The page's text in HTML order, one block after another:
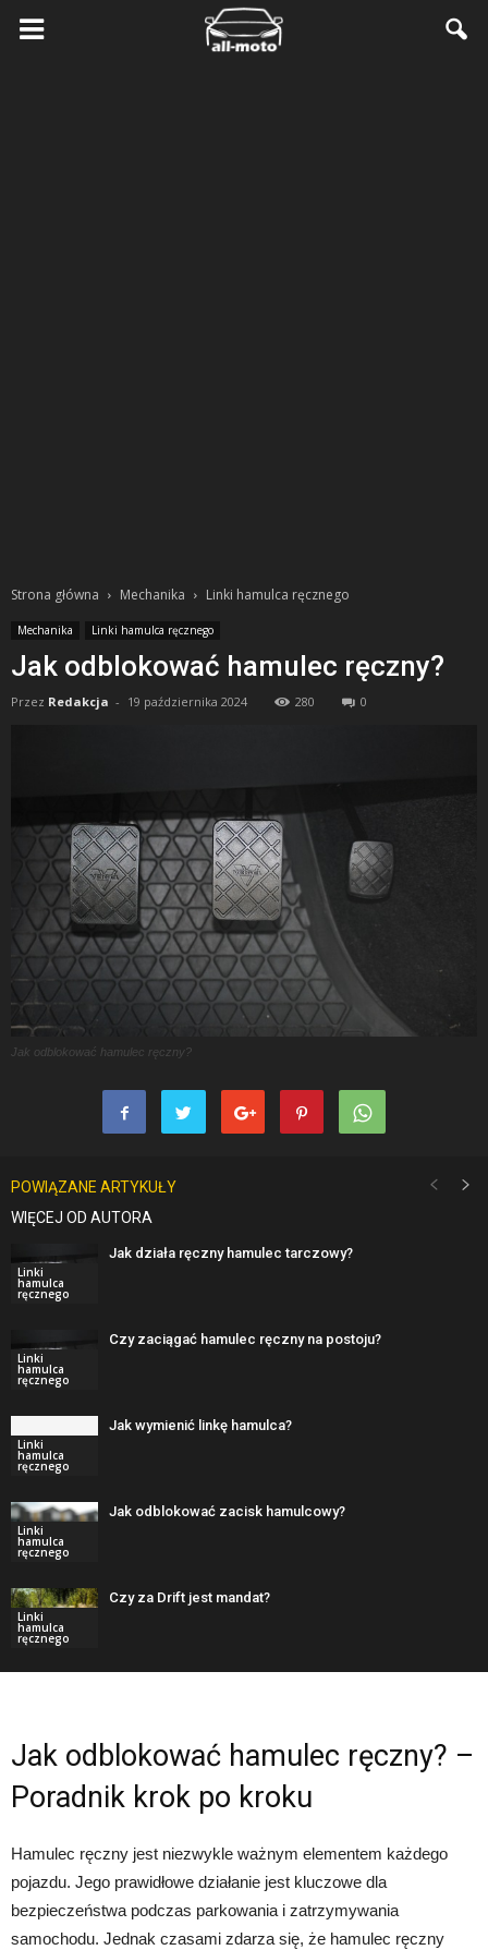
Strona główna Mechanika Linki hamulca ręcznego
Mechanika Linki hamulca ręcznego
Jak odblokować hamulec ręczny?
Przez Redakcja - 19 października 2024 280 0
Jak odblokować hamulec ręczny?
POWIĄZANE ARTYKUŁY
WIĘCEJ OD AUTORA
Linki
hamulca
ręcznego
Jak działa ręczny hamulec tarczowy?
Linki
hamulca
ręcznego
Czy zaciągać hamulec ręczny na postoju?
Linki
hamulca
ręcznego
Jak wymienić linkę hamulca?
Linki
hamulca
ręcznego
Jak odblokować zacisk hamulcowy?
Linki
hamulca
ręcznego
Czy za Drift jest mandat?
Jak odblokować hamulec ręczny? –
Poradnik krok po kroku
Hamulec ręczny jest niezwykle ważnym elementem każdego
pojazdu. Jego prawidłowe działanie jest kluczowe dla
bezpieczeństwa podczas parkowania i zatrzymywania
samochodu. Jednak czasami zdarza się, że hamulec ręczny